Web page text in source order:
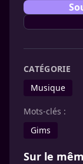
CATÉGORIE
Musique
Mots-clés :
Gims
Sur le